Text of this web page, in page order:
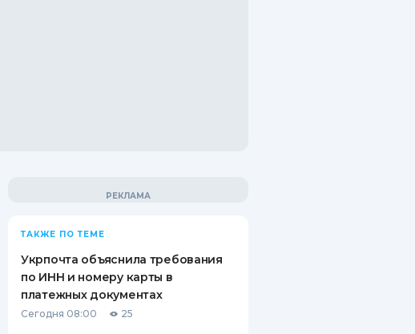
ТАКЖЕ ПО ТЕМЕ
Укрпочта объяснила требования
по ИНН и номеру карты в
платежных документах
Сегодня 08:00 25